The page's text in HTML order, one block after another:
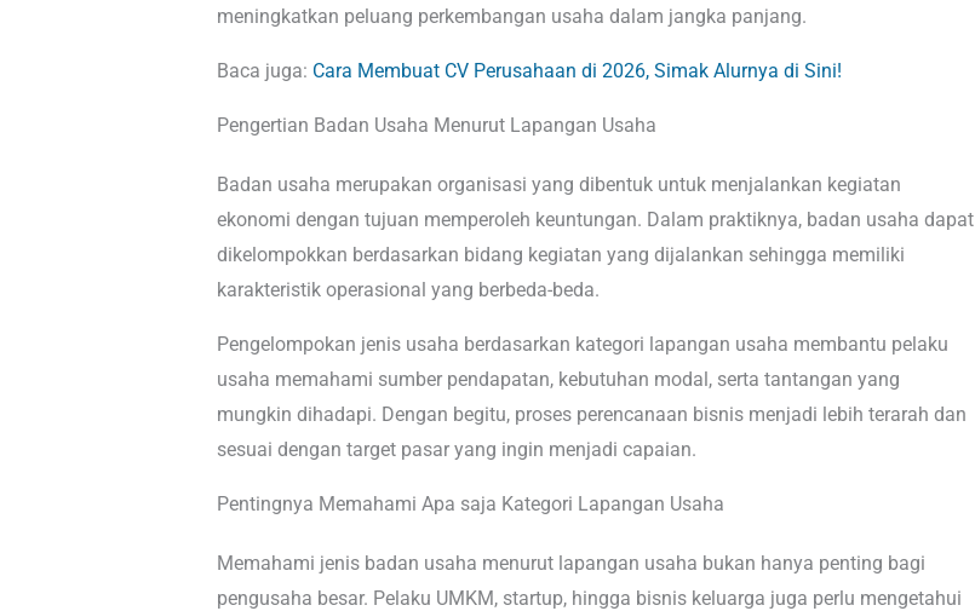
meningkatkan peluang perkembangan usaha dalam jangka panjang.
Baca juga: Cara Membuat CV Perusahaan di 2026, Simak Alurnya di Sini!
Pengertian Badan Usaha Menurut Lapangan Usaha
Badan usaha merupakan organisasi yang dibentuk untuk menjalankan kegiatan
ekonomi dengan tujuan memperoleh keuntungan. Dalam praktiknya, badan usaha dapat
dikelompokkan berdasarkan bidang kegiatan yang dijalankan sehingga memiliki
karakteristik operasional yang berbeda-beda.
Pengelompokan jenis usaha berdasarkan kategori lapangan usaha membantu pelaku
usaha memahami sumber pendapatan, kebutuhan modal, serta tantangan yang
mungkin dihadapi. Dengan begitu, proses perencanaan bisnis menjadi lebih terarah dan
sesuai dengan target pasar yang ingin menjadi capaian.
Pentingnya Memahami Apa saja Kategori Lapangan Usaha
Memahami jenis badan usaha menurut lapangan usaha bukan hanya penting bagi
pengusaha besar. Pelaku UMKM, startup, hingga bisnis keluarga juga perlu mengetahui